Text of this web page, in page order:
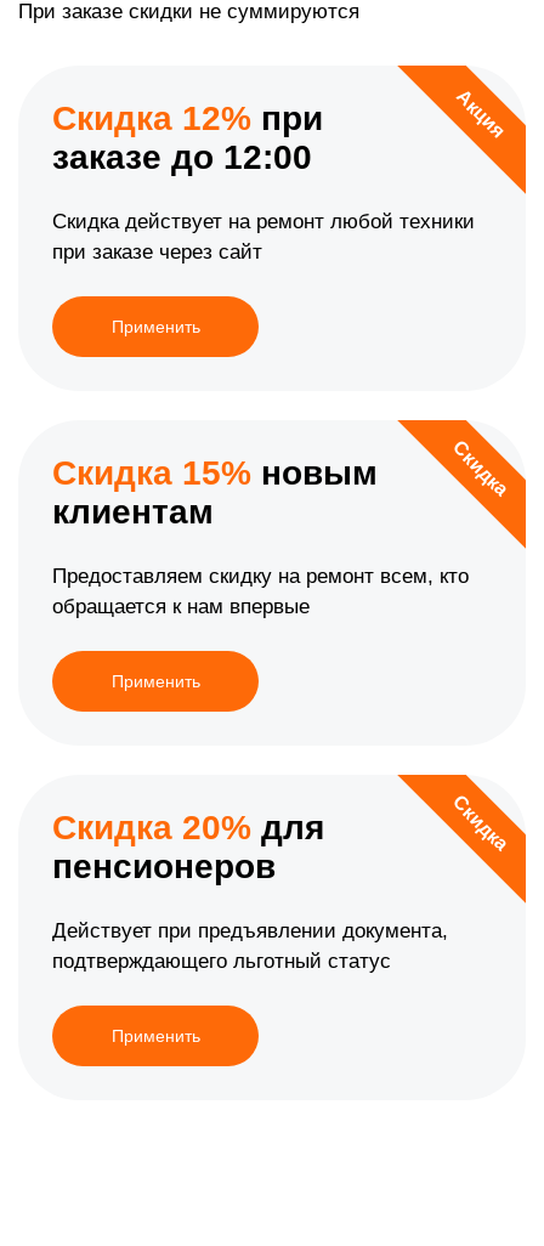
При заказе скидки не суммируются
Акция
Скидка 12% при
заказе до 12:00
Скидка действует на ремонт любой техники
при заказе через сайт
Применить
Скидка
Скидка 15% новым
клиентам
Предоставляем скидку на ремонт всем, кто
обращается к нам впервые
Применить
Скидка
Скидка 20% для
пенсионеров
Действует при предъявлении документа,
подтверждающего льготный статус
Применить